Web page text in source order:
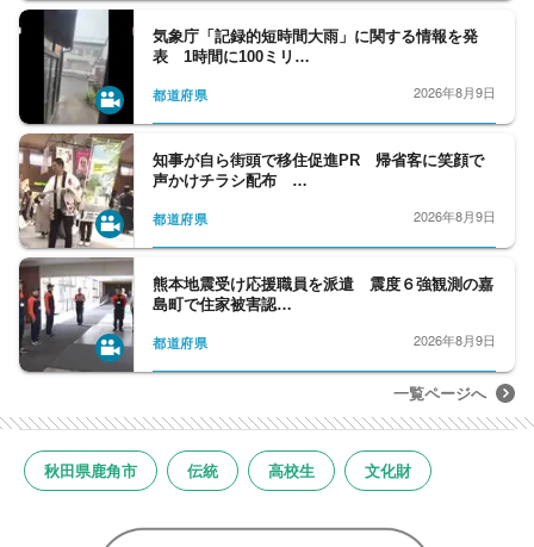
気象庁「記録的短時間大雨」に関する情報を発
表 1時間に100ミリ…
都道府県 2026年8月9日
知事が自ら街頭で移住促進PR 帰省客に笑顔で
声かけチラシ配布 …
都道府県 2026年8月9日
熊本地震受け応援職員を派遣 震度６強観測の嘉
島町で住家被害認…
都道府県 2026年8月9日
一覧ページへ
秋田県鹿角市 伝統 高校生 文化財